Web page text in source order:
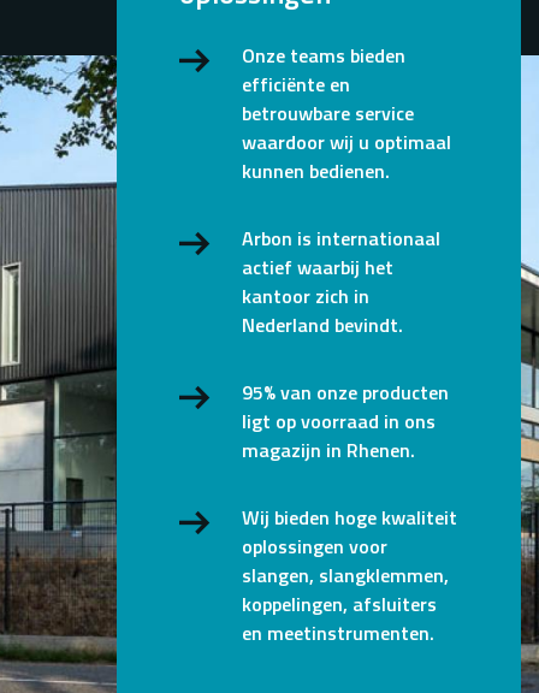
Onze teams bieden
efficiënte en
betrouwbare service
waardoor wij u optimaal
kunnen bedienen.
Arbon is internationaal
actief waarbij het
kantoor zich in
Nederland bevindt.
95% van onze producten
ligt op voorraad in ons
magazijn in Rhenen.
Wij bieden hoge kwaliteit
oplossingen voor
slangen, slangklemmen,
koppelingen, afsluiters
en meetinstrumenten.